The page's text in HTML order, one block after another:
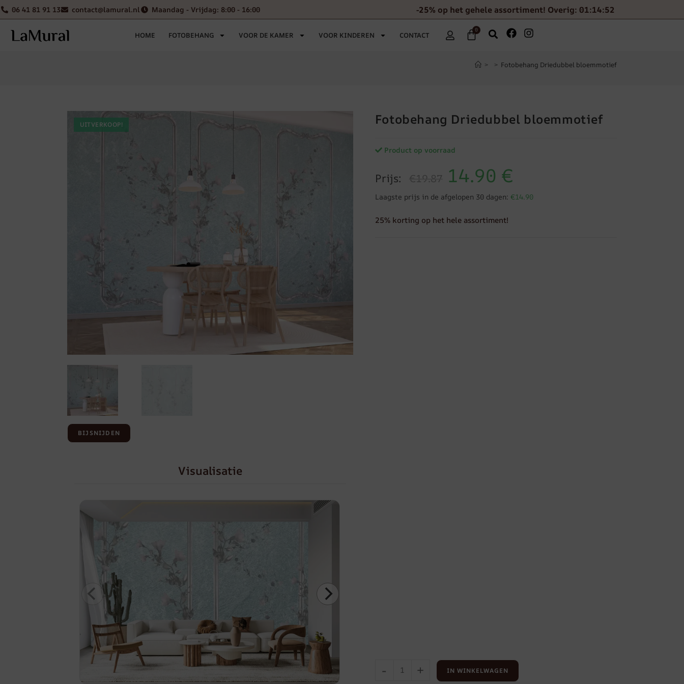
06 41 81 91 13 contact@lamural.nl Maandag - Vrijdag: 8:00 - 16:00 -25% op het gehele assortiment! Overig: 01:14:51
HOME FOTOBEHANG VOOR DE KAMER VOOR KINDEREN CONTACT
0
> > Fotobehang Driedubbel bloemmotief
UITVERKOOP!
BIJSNIJDEN
Visualisatie
Fotobehang Driedubbel bloemmotief
Product op voorraad
Prijs: €19.87 14.90 €
Laagste prijs in de afgelopen 30 dagen: €14.90
25% korting op het hele assortiment!
- + IN WINKELWAGEN